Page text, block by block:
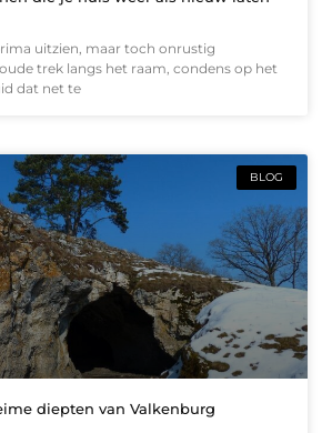
uitzien, maar toch onrustig
trek langs het raam, condens op het
dat net te
BLOG
diepten van Valkenburg